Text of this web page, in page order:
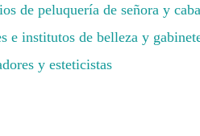
de peluquería de señora y
e institutos de belleza y
y esteticistas